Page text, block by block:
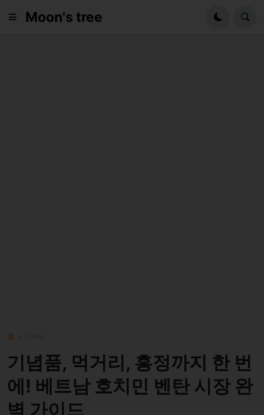
Moon's tree
홈
기념품, 먹거리, 흥정까지 한 번
에! 베트남 호치민 벤탄 시장 완
벽 가이드